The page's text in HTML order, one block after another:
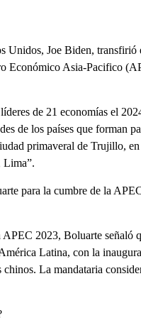
Joe Biden, transfirió
Económico Asia-Pacifico
de 21 economías el
de los países que forman
primaveral de Trujillo,
Lima”.
para la cumbre de la
2023, Boluarte señaló
Latina, con la
La mandataria